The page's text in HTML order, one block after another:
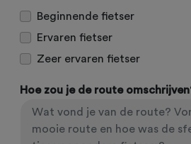
Beginnende fietser
Ervaren fietser
Zeer ervaren fietser
Hoe zou je de route